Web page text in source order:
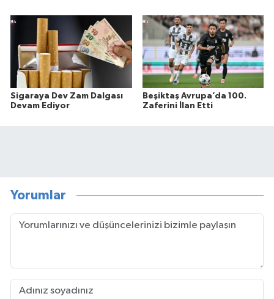
Sigaraya Dev Zam Dalgası
Devam Ediyor
Beşiktaş Avrupa’da 100.
Zaferini İlan Etti
Yorumlar